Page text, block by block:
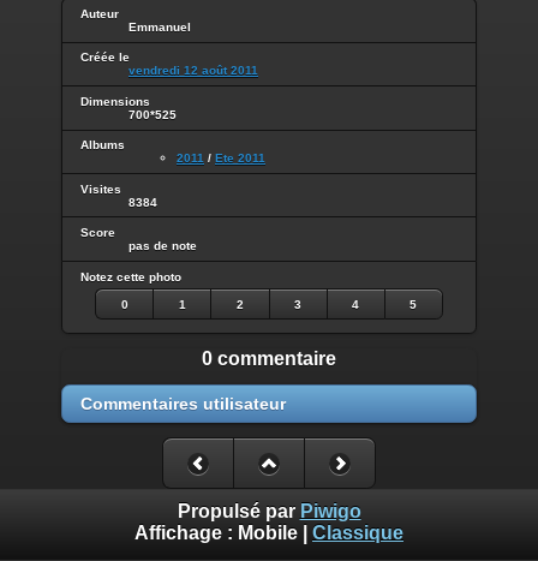
Auteur
Emmanuel
Créée le
vendredi 12 août 2011
Dimensions
700*525
Albums
2011 / Ete 2011
Visites
8384
Score
pas de note
Notez cette photo
0 1 2 3 4 5
0 commentaire
Commentaires utilisateur
Propulsé par Piwigo
Affichage : Mobile Classique